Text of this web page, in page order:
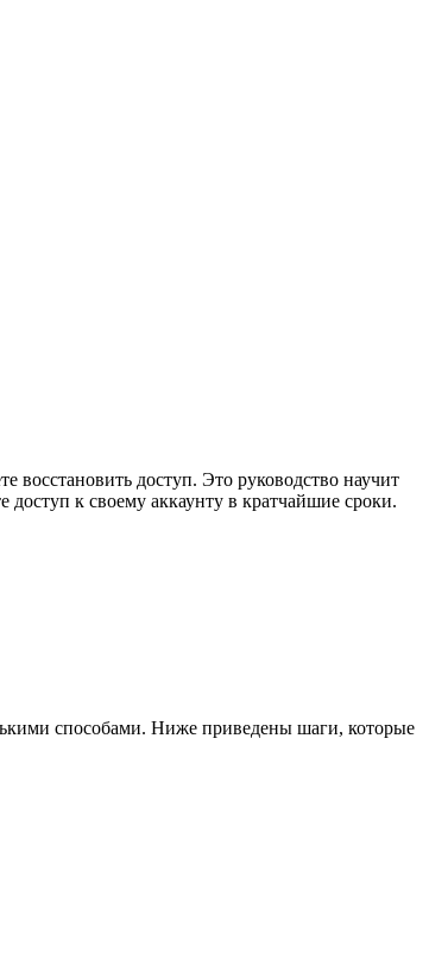
восстановить доступ. Это руководство научит
к своему аккаунту в кратчайшие сроки.
способами. Ниже приведены шаги, которые